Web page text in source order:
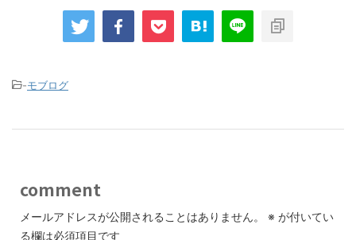
-モブログ
comment
メールアドレスが公開されることはありません。 ※ が付いてい
る欄は必須項目です